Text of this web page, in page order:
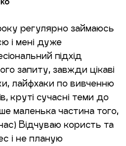
регулярно займаюсь
і мені дуже
підхід
запиту, завжди цікаві
лайфхаки по вивченню
круті сучасні теми до
маленька частина того,
Відчуваю користь та
і не планую